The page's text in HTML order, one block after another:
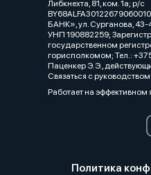
Либкнехта, 81, ком. 1a; р/с
БАНК», ул. Сурганова, 43-
УНП 190882259;
государственном
горисполкомом; Тел.:
Паценкер Э. Э.,
Связаться с
Работает на эффективном
Политика